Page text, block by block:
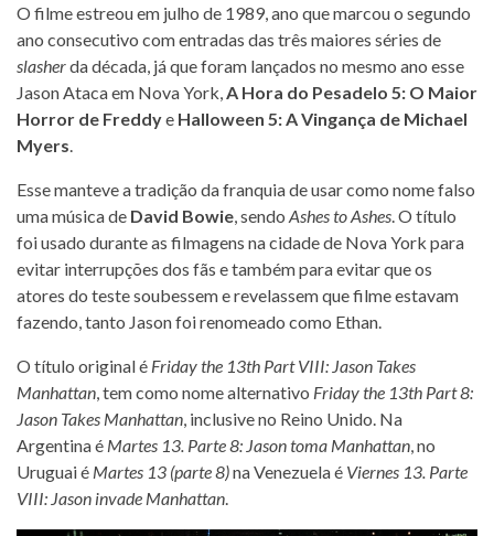
O filme estreou em julho de 1989, ano que marcou o segundo
ano consecutivo com entradas das três maiores séries de
slasherda década, já que foram lançados no mesmo ano esse
Jason Ataca em Nova York,A Hora do Pesadelo 5: O Maior
Horror de Freddye Halloween 5: A Vingança de Michael
Myers.
Esse manteve a tradição da franquia de usar como nome falso
uma música de David Bowie, sendo Ashes to Ashes. O título
foi usado durante as filmagens na cidade de Nova York para
evitar interrupções dos fãs e também para evitar que os
atores do teste soubessem e revelassem que filme estavam
fazendo, tanto Jason foi renomeado como Ethan.
O título original é Friday the 13th Part VIII: Jason Takes
Manhattan, tem como nome alternativo Friday the 13th Part 8:
Jason Takes Manhattan, inclusive no Reino Unido. Na
Argentina é Martes 13. Parte 8: Jason toma Manhattan, no
Uruguai é Martes 13 (parte 8)na Venezuela é Viernes 13. Parte
VIII: Jason invade Manhattan.